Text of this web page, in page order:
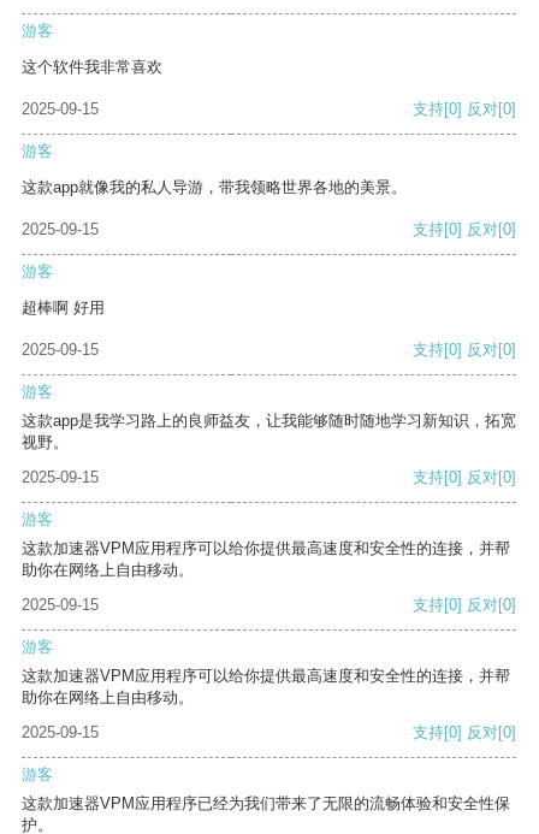
游客
这个软件我非常喜欢
2025-09-15 支持[0] 反对[0]
游客
这款app就像我的私人导游，带我领略世界各地的美景。
2025-09-15 支持[0] 反对[0]
游客
超棒啊 好用
2025-09-15 支持[0] 反对[0]
游客
这款app是我学习路上的良师益友，让我能够随时随地学习新知识，拓宽
视野。
2025-09-15
支持[0] 反对[0]
游客
这款加速器VPM应用程序可以给你提供最高速度和安全性的连接，并帮
助你在网络上自由移动。
2025-09-15
支持[0] 反对[0]
游客
这款加速器VPM应用程序可以给你提供最高速度和安全性的连接，并帮
助你在网络上自由移动。
2025-09-15
支持[0] 反对[0]
游客
这款加速器VPM应用程序已经为我们带来了无限的流畅体验和安全性保
护。